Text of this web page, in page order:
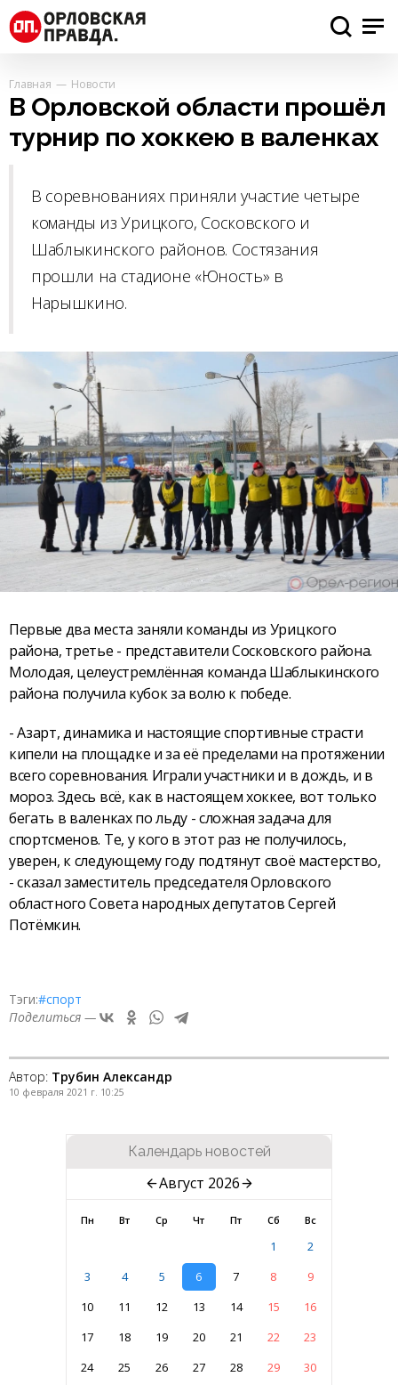
Главная Новости
В Орловской области прошёл
турнир по хоккею в валенках
В соревнованиях приняли участие четыре
команды из Урицкого, Сосковского и
Шаблыкинского районов. Состязания
прошли на стадионе «Юность» в
Нарышкино.
Первые два места заняли команды из Урицкого
района, третье - представители Сосковского района.
Молодая, целеустремлённая команда Шаблыкинского
района получила кубок за волю к победе.
- Азарт, динамика и настоящие спортивные страсти
кипели на площадке и за её пределами на протяжении
всего соревнования. Играли участники и в дождь, и в
мороз. Здесь всё, как в настоящем хоккее, вот только
бегать в валенках по льду - сложная задача для
спортсменов. Те, у кого в этот раз не получилось,
уверен, к следующему году подтянут своё мастерство,
- сказал заместитель председателя Орловского
областного Совета народных депутатов Сергей
Потёмкин.
Тэги:#спорт
Поделиться —
Автор: Трубин Александр
10 февраля 2021 г. 10:25
Календарь новостей
Август 2026
Пн Вт Ср Чт Пт Сб Вс
1
2
3
4 5 6 7 8
9
10
11 12 13 14 15
16
17
18 19 20 21 22
23
24
25 26 27 28 29
30